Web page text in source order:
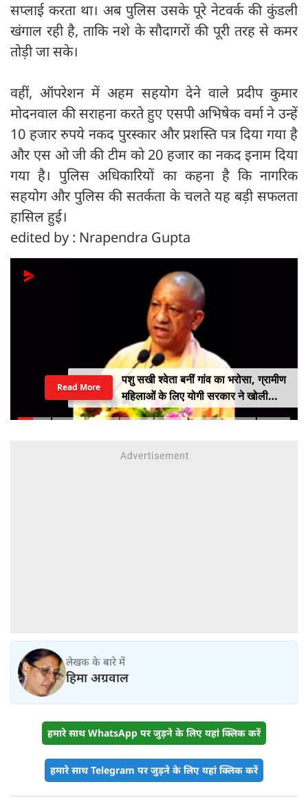
सप्लाई करता था। अब पुलिस उसके पूरे नेटवर्क की कुंडली
खंगाल रही है, ताकि नशे के सौदागरों की पूरी तरह से कमर
तोड़ी जा सके।
वहीं, ऑपरेशन में अहम सहयोग देने वाले प्रदीप कुमार
मोदनवाल की सराहना करते हुए एसपी अभिषेक वर्मा ने उन्हें
10 हजार रुपये नकद पुरस्कार और प्रशस्ति पत्र दिया गया है
और एस ओ जी की टीम को 20 हजार का नकद इनाम दिया
गया है। पुलिस अधिकारियों का कहना है कि नागरिक
सहयोग और पुलिस की सतर्कता के चलते यह बड़ी सफलता
हासिल हुई।
edited by : Nrapendra Gupta
पशु सखी श्वेता बनीं गांव का भरोसा, ग्रामीण
महिलाओं के लिए योगी सरकार ने खोली
आत्मनिर्भरता की राह
Read More
लेखक के बारे में
हिमा अग्रवाल
हमारे साथ WhatsApp पर जुड़ने के लिए यहां क्लिक करें
हमारे साथ Telegram पर जुड़ने के लिए यहां क्लिक करें